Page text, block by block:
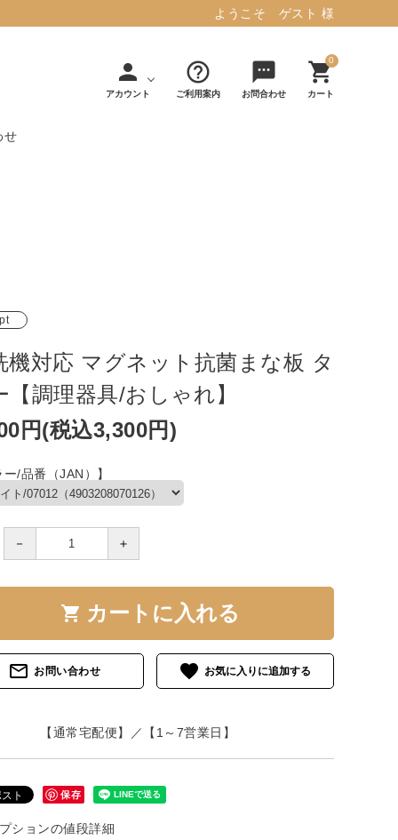
ようこそ ゲスト 様
person
アカウント
help_outline
ご利用案内
sms
お問合わせ
0
shopping_cart
カート
詳しく見る
せ
機対応 マグネット抗菌まな板 タ
【調理器具/おしゃれ】
円(税込3,300円)
ー/品番（JAN）】
－ ＋
shopping_cart カートに入れる
mail_outline お問い合わせ favorite
【通常宅配便】／【1～7営業日】
保存
ションの値段詳細